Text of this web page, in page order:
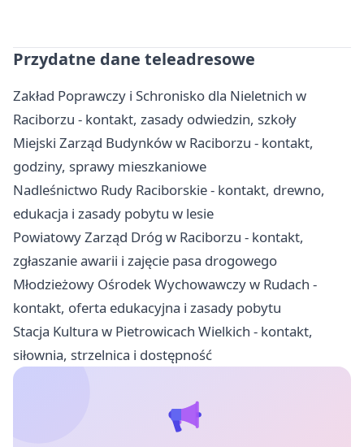
Przydatne dane teleadresowe
Zakład Poprawczy i Schronisko dla Nieletnich w
Raciborzu - kontakt, zasady odwiedzin, szkoły
Miejski Zarząd Budynków w Raciborzu - kontakt,
godziny, sprawy mieszkaniowe
Nadleśnictwo Rudy Raciborskie - kontakt, drewno,
edukacja i zasady pobytu w lesie
Powiatowy Zarząd Dróg w Raciborzu - kontakt,
zgłaszanie awarii i zajęcie pasa drogowego
Młodzieżowy Ośrodek Wychowawczy w Rudach -
kontakt, oferta edukacyjna i zasady pobytu
Stacja Kultura w Pietrowicach Wielkich - kontakt,
siłownia, strzelnica i dostępność